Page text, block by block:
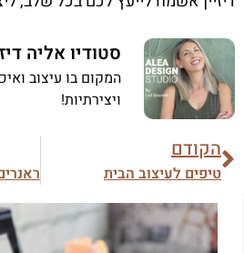
סטודיו אליה
המקום בו עיצוב
ויצירתיות!
הקודם
טיפים לעיצוב הבית